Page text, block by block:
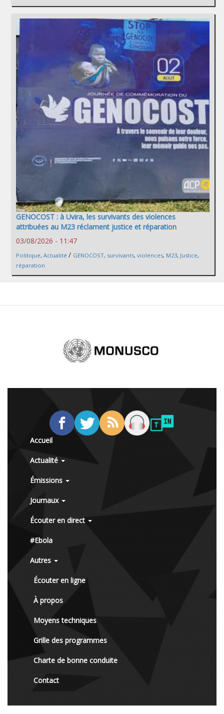
GENOCOST : à Uvira, les survivants des violences
attribuées au M23 réclament justice et réparation
03/08/2026 - 11:47
Politique, Actualité / GENOCOST, survivants, violences, M23, Justice,
réparation
Accueil
Actualité
Émissions
Journaux
Écouter en direct
#Ebola
Autres
Écouter en ligne
À propos
Moyens techniques
Grille des programmes
Charte de bonne conduite
Contact